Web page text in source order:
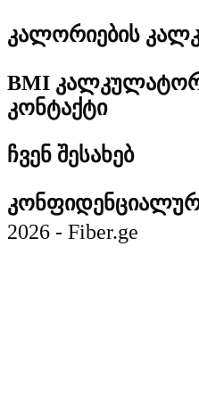
კალორიების
BMI
კონტაქტი
ჩვენ შესახებ
2026 - Fiber.ge